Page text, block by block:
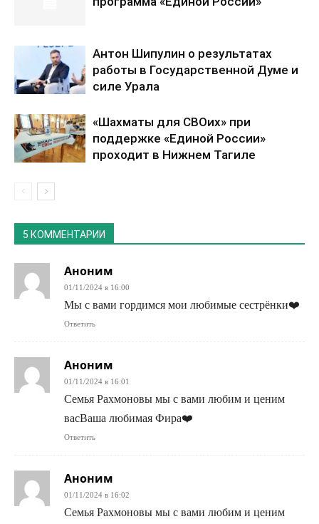
Антон Шипулин о результатах
работы в Государственной Думе и
силе Урала
«Шахматы для СВОих» при
поддержке «Единой России»
проходит в Нижнем Тагиле
5 КОММЕНТАРИИ
Аноним
01/11/2024 в 16:00
Мы с вами гордимся мои любимые сестрёнки❤️
Ответить
Аноним
01/11/2024 в 16:01
Семья Рахмоновы мы с вами любим и ценим
васВаша любимая Фира❤️‍
Ответить
Аноним
01/11/2024 в 16:02
Семья Рахмоновы мы с вами любим и ценим